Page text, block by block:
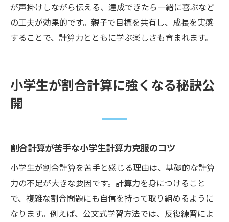
が声掛けしながら伝える、達成できたら一緒に喜ぶなど
の工夫が効果的です。親子で目標を共有し、成長を実感
することで、計算力とともに学ぶ楽しさも育まれます。
小学生が割合計算に強くなる秘訣公
開
割合計算が苦手な小学生計算力克服のコツ
小学生が割合計算を苦手と感じる理由は、基礎的な計算
力の不足が大きな要因です。計算力を身につけること
で、複雑な割合問題にも自信を持って取り組めるように
なります。例えば、公文式学習方法では、反復練習によ